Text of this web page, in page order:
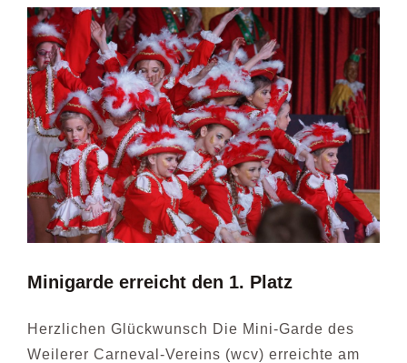
BILDER
Minigarde erreicht den 1. Platz
Herzlichen Glückwunsch Die Mini-Garde des
Weilerer Carneval-Vereins (wcv) erreichte am